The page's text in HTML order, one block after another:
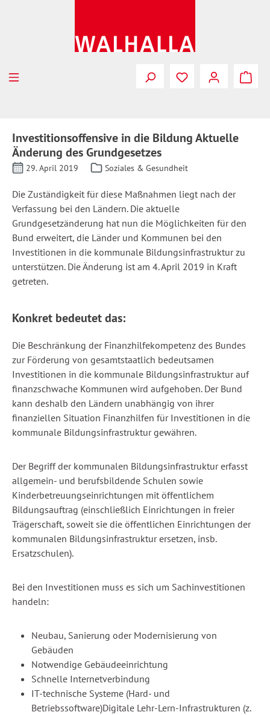
Investitionsoffensive in die Bildung Aktuelle
Änderung des Grundgesetzes
29. April 2019 Soziales & Gesundheit
Die Zuständigkeit für diese Maßnahmen liegt nach der
Verfassung bei den Ländern. Die aktuelle
Grundgesetzänderung hat nun die Möglichkeiten für den
Bund erweitert, die Länder und Kommunen bei den
Investitionen in die kommunale Bildungsinfrastruktur zu
unterstützen. Die Änderung ist am 4. April 2019 in Kraft
getreten.
Konkret bedeutet das:
Die Beschränkung der Finanzhilfekompetenz des Bundes
zur Förderung von gesamtstaatlich bedeutsamen
Investitionen in die kommunale Bildungsinfrastruktur auf
finanzschwache Kommunen wird aufgehoben. Der Bund
kann deshalb den Ländern unabhängig von ihrer
finanziellen Situation Finanzhilfen für Investitionen in die
kommunale Bildungsinfrastruktur gewähren.
Der Begriff der kommunalen Bildungsinfrastruktur erfasst
allgemein- und berufsbildende Schulen sowie
Kinderbetreuungseinrichtungen mit öffentlichem
Bildungsauftrag (einschließlich Einrichtungen in freier
Trägerschaft, soweit sie die öffentlichen Einrichtungen der
kommunalen Bildungsinfrastruktur ersetzen, insb.
Ersatzschulen).
Bei den Investitionen muss es sich um Sachinvestitionen
handeln:
Neubau, Sanierung oder Modernisierung von
Gebäuden
Notwendige Gebäudeeinrichtung
Schnelle Internetverbindung
IT-technische Systeme (Hard- und
Betriebssoftware)Digitale Lehr-Lern-Infrastrukturen (z.